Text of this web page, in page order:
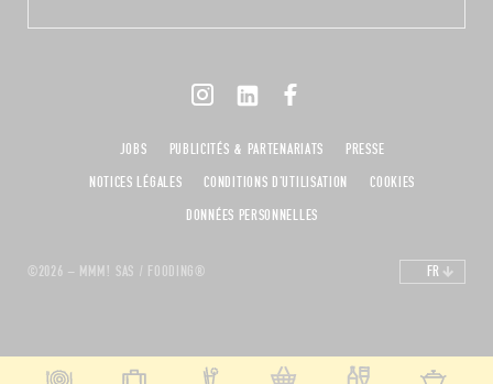
©2026 – MMM! SAS / FOODING®
JOBS PUBLICITÉS & PARTENARIATS
PRESSE
NOTICES LÉGALES
CONDITIONS D'UTILISATION
COOKIES
DONNÉES PERSONNELLES
FR